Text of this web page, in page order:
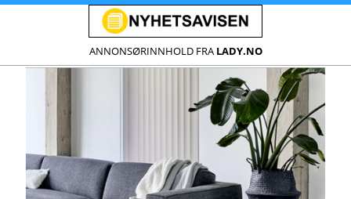
ANNONSØRINNHOLD FRA LADY.NO